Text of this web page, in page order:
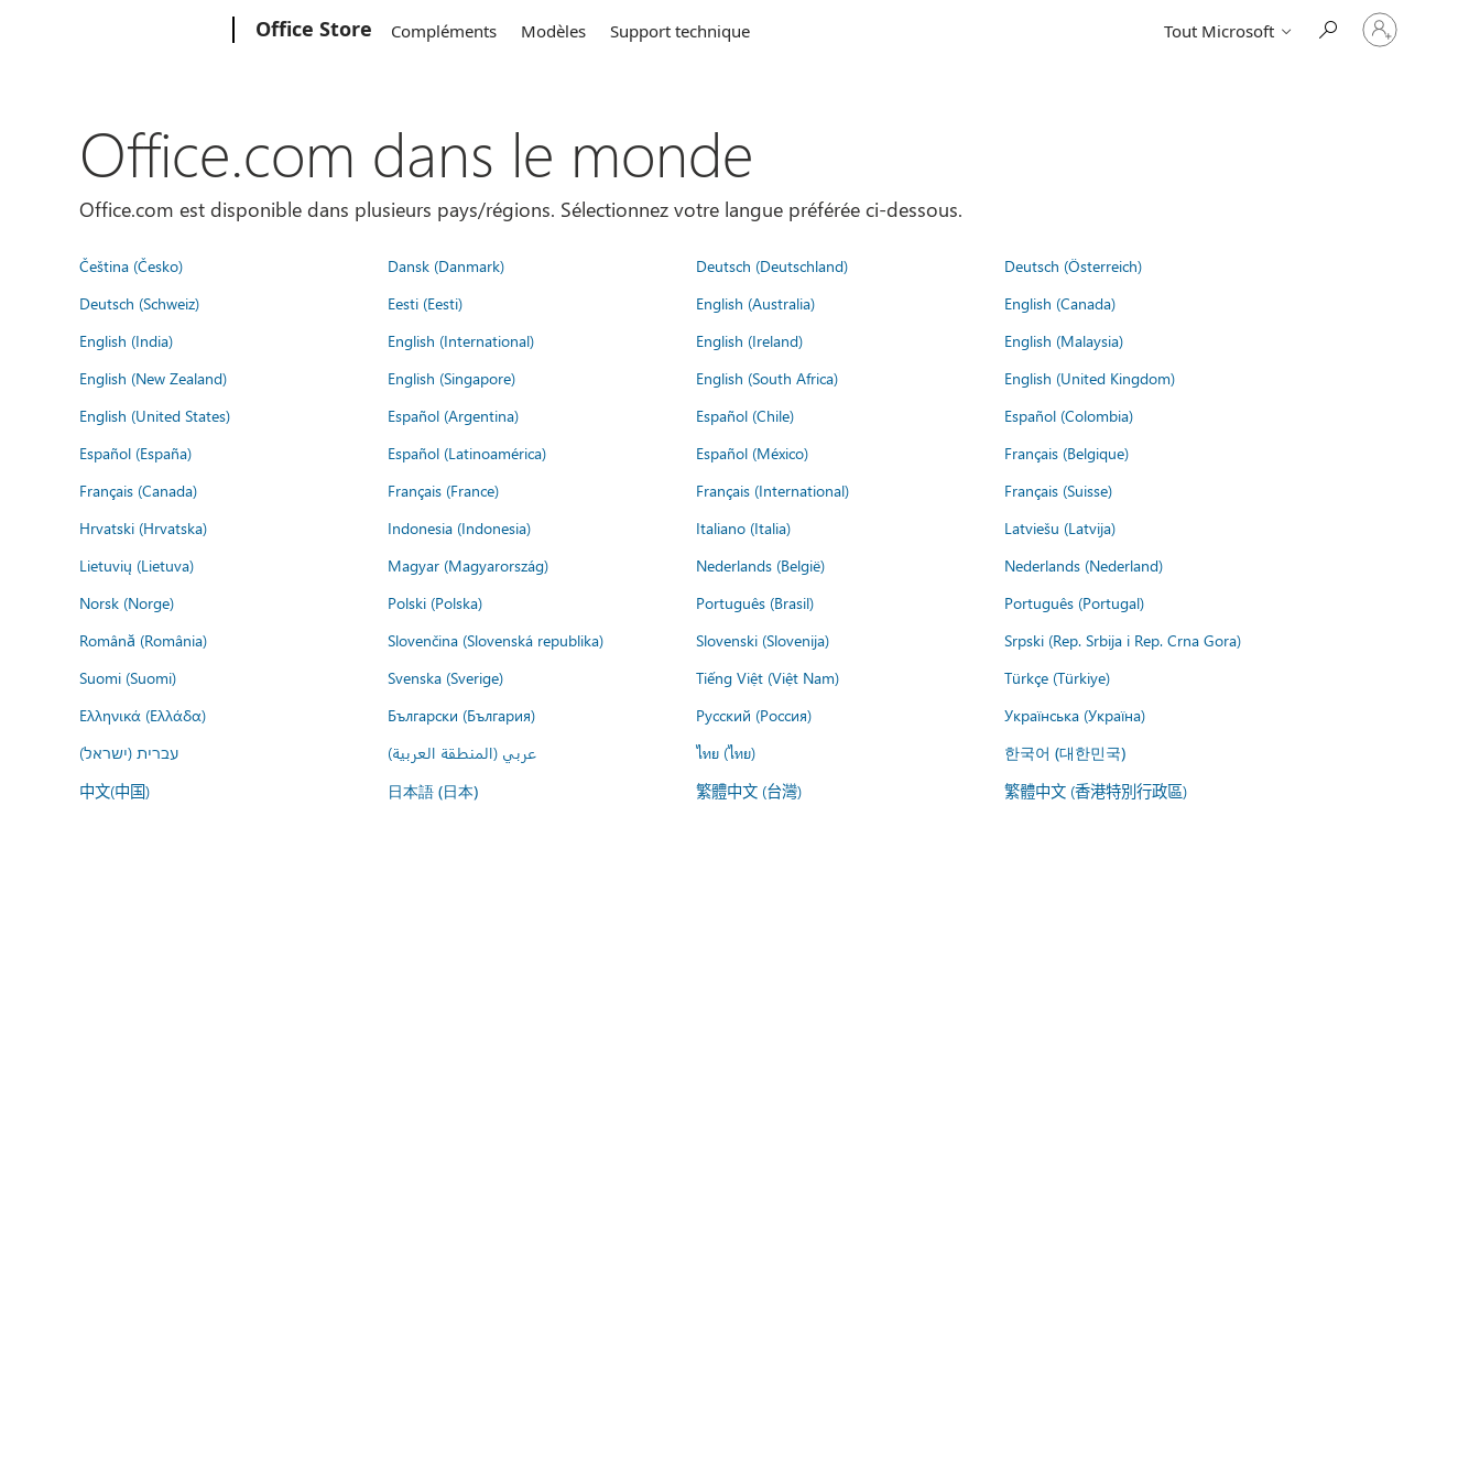
Office Store Compléments Modèles Support technique Tout Microsoft
Connectez-
vous
Office.com dans le monde
Office.com est disponible dans plusieurs pays/régions. Sélectionnez votre langue préférée ci-dessous.
Čeština (Česko) Dansk (Danmark) Deutsch (Deutschland)
Deutsch (Österreich)
Deutsch (Schweiz)
Eesti (Eesti) English (Australia)
English (Canada)
English (India)
English (International) English (Ireland)
English (Malaysia)
English (New Zealand)
English (Singapore) English (South Africa)
English (United Kingdom)
English (United States)
Español (Argentina) Español (Chile)
Español (Colombia)
Español (España)
Español (Latinoamérica) Español (México)
Français (Belgique)
Français (Canada)
Français (France) Français (International)
Français (Suisse)
Hrvatski (Hrvatska)
Indonesia (Indonesia) Italiano (Italia)
Latviešu (Latvija)
Lietuvių (Lietuva)
Magyar (Magyarország) Nederlands (België)
Nederlands (Nederland)
Norsk (Norge)
Polski (Polska) Português (Brasil)
Português (Portugal)
Română (România)
Slovenčina (Slovenská republika) Slovenski (Slovenija)
Srpski (Rep. Srbija i Rep. Crna Gora)
Suomi (Suomi)
Svenska (Sverige) Tiếng Việt (Việt Nam)
Türkçe (Türkiye)
Ελληνικά (Ελλάδα)
Български (България) Русский (Россия)
Українська (Україна)
עברית (ישראל)
عربي (المنطقة العربية) ไทย (ไทย) 한국어 (대한민국)
中文(中国) 日本語 (日本) 繁體中文 (台灣) 繁體中文 (香港特別行政區)